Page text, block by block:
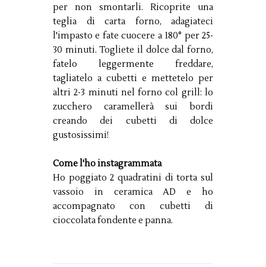
per non smontarli. Ricoprite una
teglia di carta forno, adagiateci
l'impasto e fate cuocere a 180° per 25-
30 minuti. Togliete il dolce dal forno,
fatelo leggermente freddare,
tagliatelo a cubetti e mettetelo per
altri 2-3 minuti nel forno col grill: lo
zucchero caramellerà sui bordi
creando dei cubetti di dolce
gustosissimi!
Come l'ho instagrammata
Ho poggiato 2 quadratini di torta sul
vassoio in ceramica AD e ho
accompagnato con cubetti di
cioccolata fondente e panna.